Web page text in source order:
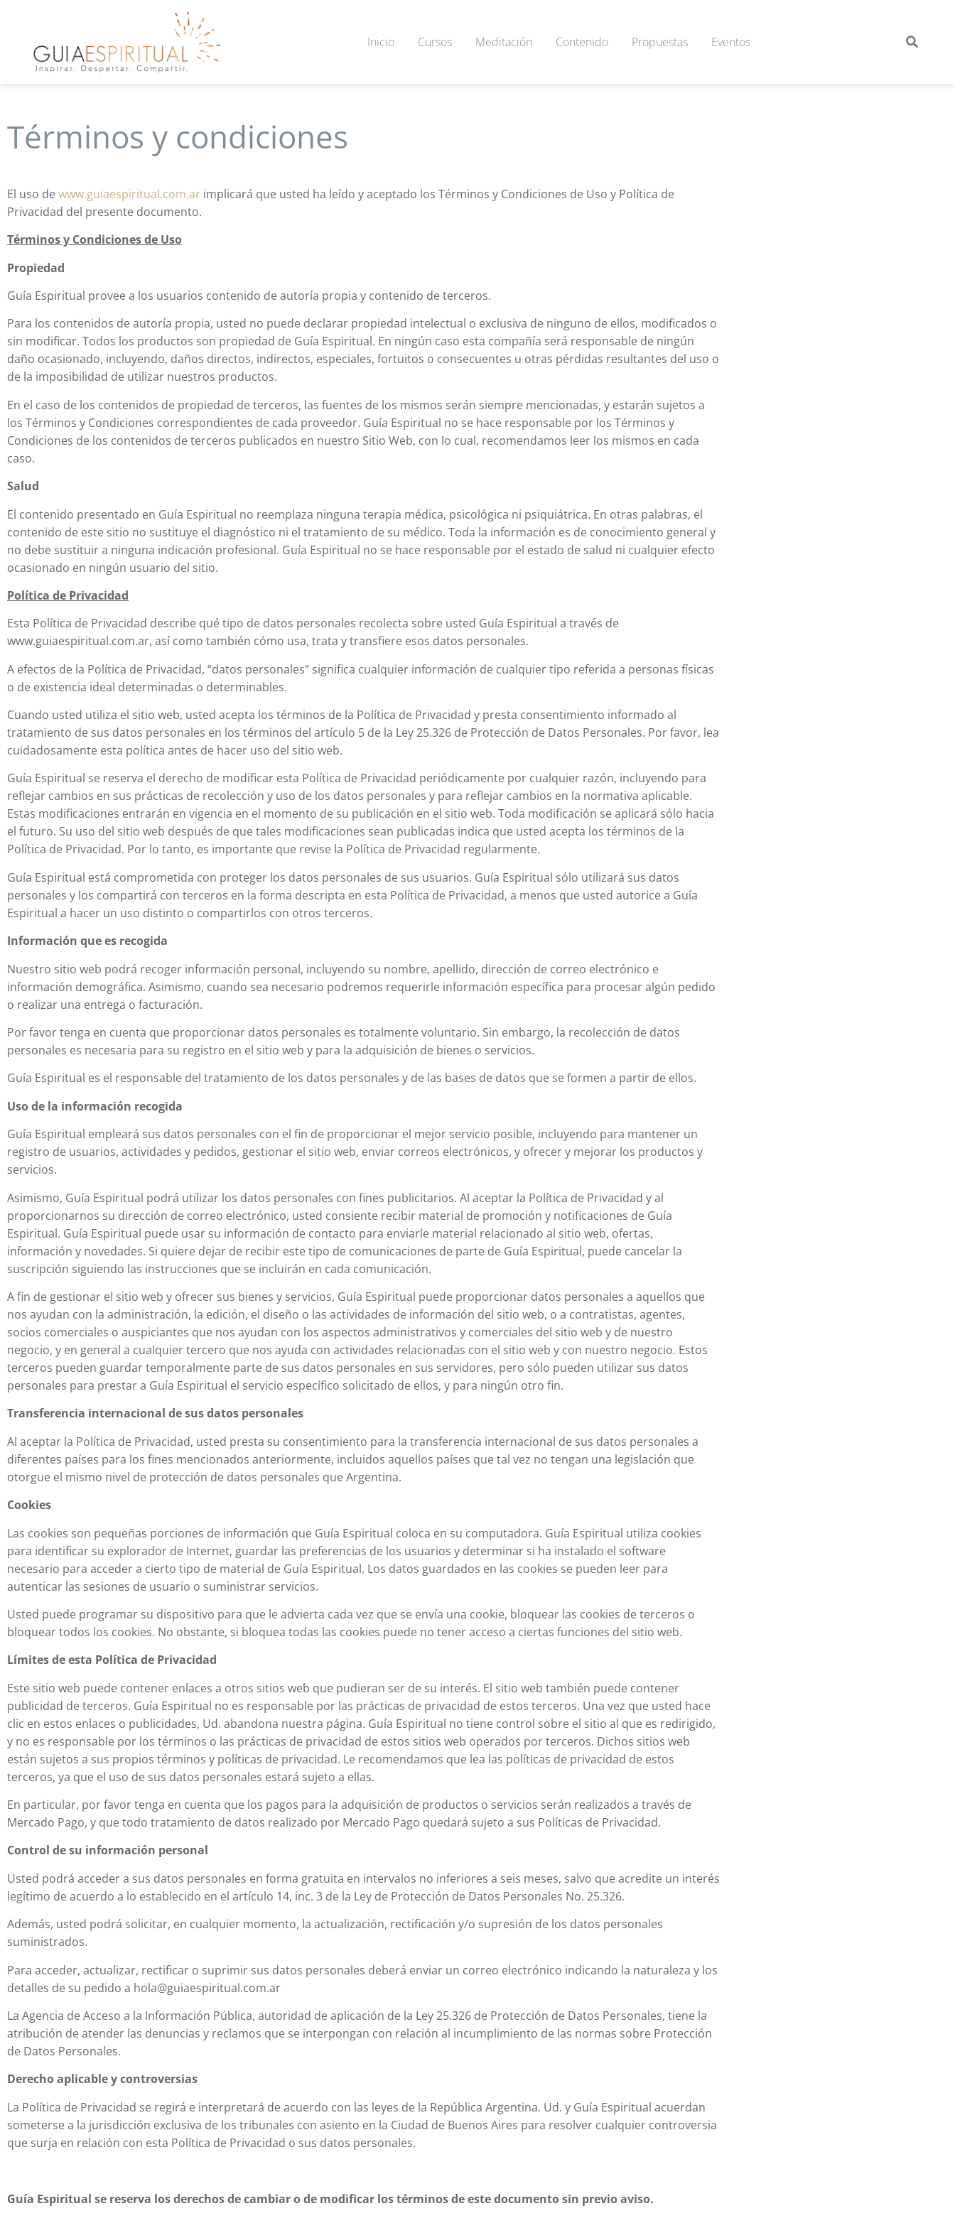
Inicio Cursos Meditación Contenido Propuestas Eventos
Términos y condiciones
El uso de www.guiaespiritual.com.ar implicará que usted ha leído y aceptado los Términos y Condiciones de Uso y Política de
Privacidad del presente documento.
Términos y Condiciones de Uso
Propiedad
Guía Espiritual provee a los usuarios contenido de autoría propia y contenido de terceros.
Para los contenidos de autoría propia, usted no puede declarar propiedad intelectual o exclusiva de ninguno de ellos, modificados o
sin modificar. Todos los productos son propiedad de Guía Espiritual. En ningún caso esta compañía será responsable de ningún
daño ocasionado, incluyendo, daños directos, indirectos, especiales, fortuitos o consecuentes u otras pérdidas resultantes del uso o
de la imposibilidad de utilizar nuestros productos.
En el caso de los contenidos de propiedad de terceros, las fuentes de los mismos serán siempre mencionadas, y estarán sujetos a
los Términos y Condiciones correspondientes de cada proveedor. Guía Espiritual no se hace responsable por los Términos y
Condiciones de los contenidos de terceros publicados en nuestro Sitio Web, con lo cual, recomendamos leer los mismos en cada
caso.
Salud
El contenido presentado en Guía Espiritual no reemplaza ninguna terapia médica, psicológica ni psiquiátrica. En otras palabras, el
contenido de este sitio no sustituye el diagnóstico ni el tratamiento de su médico. Toda la información es de conocimiento general y
no debe sustituir a ninguna indicación profesional. Guía Espiritual no se hace responsable por el estado de salud ni cualquier efecto
ocasionado en ningún usuario del sitio.
Política de Privacidad
Esta Política de Privacidad describe qué tipo de datos personales recolecta sobre usted Guía Espiritual a través de
www.guiaespiritual.com.ar, así como también cómo usa, trata y transfiere esos datos personales.
A efectos de la Política de Privacidad, “datos personales” significa cualquier información de cualquier tipo referida a personas físicas
o de existencia ideal determinadas o determinables.
Cuando usted utiliza el sitio web, usted acepta los términos de la Política de Privacidad y presta consentimiento informado al
tratamiento de sus datos personales en los términos del artículo 5 de la Ley 25.326 de Protección de Datos Personales. Por favor, lea
cuidadosamente esta política antes de hacer uso del sitio web.
Guía Espiritual se reserva el derecho de modificar esta Política de Privacidad periódicamente por cualquier razón, incluyendo para
reflejar cambios en sus prácticas de recolección y uso de los datos personales y para reflejar cambios en la normativa aplicable.
Estas modificaciones entrarán en vigencia en el momento de su publicación en el sitio web. Toda modificación se aplicará sólo hacia
el futuro. Su uso del sitio web después de que tales modificaciones sean publicadas indica que usted acepta los términos de la
Política de Privacidad. Por lo tanto, es importante que revise la Política de Privacidad regularmente.
Guía Espiritual está comprometida con proteger los datos personales de sus usuarios. Guía Espiritual sólo utilizará sus datos
personales y los compartirá con terceros en la forma descripta en esta Política de Privacidad, a menos que usted autorice a Guía
Espiritual a hacer un uso distinto o compartirlos con otros terceros.
Información que es recogida
Nuestro sitio web podrá recoger información personal, incluyendo su nombre, apellido, dirección de correo electrónico e
información demográfica. Asimismo, cuando sea necesario podremos requerirle información específica para procesar algún pedido
o realizar una entrega o facturación.
Por favor tenga en cuenta que proporcionar datos personales es totalmente voluntario. Sin embargo, la recolección de datos
personales es necesaria para su registro en el sitio web y para la adquisición de bienes o servicios.
Guía Espiritual es el responsable del tratamiento de los datos personales y de las bases de datos que se formen a partir de ellos.
Uso de la información recogida
Guía Espiritual empleará sus datos personales con el fin de proporcionar el mejor servicio posible, incluyendo para mantener un
registro de usuarios, actividades y pedidos, gestionar el sitio web, enviar correos electrónicos, y ofrecer y mejorar los productos y
servicios.
Asimismo, Guía Espiritual podrá utilizar los datos personales con fines publicitarios. Al aceptar la Política de Privacidad y al
proporcionarnos su dirección de correo electrónico, usted consiente recibir material de promoción y notificaciones de Guía
Espiritual. Guía Espiritual puede usar su información de contacto para enviarle material relacionado al sitio web, ofertas,
información y novedades. Si quiere dejar de recibir este tipo de comunicaciones de parte de Guía Espiritual, puede cancelar la
suscripción siguiendo las instrucciones que se incluirán en cada comunicación.
A fin de gestionar el sitio web y ofrecer sus bienes y servicios, Guía Espiritual puede proporcionar datos personales a aquellos que
nos ayudan con la administración, la edición, el diseño o las actividades de información del sitio web, o a contratistas, agentes,
socios comerciales o auspiciantes que nos ayudan con los aspectos administrativos y comerciales del sitio web y de nuestro
negocio, y en general a cualquier tercero que nos ayuda con actividades relacionadas con el sitio web y con nuestro negocio. Estos
terceros pueden guardar temporalmente parte de sus datos personales en sus servidores, pero sólo pueden utilizar sus datos
personales para prestar a Guía Espiritual el servicio específico solicitado de ellos, y para ningún otro fin.
Transferencia internacional de sus datos personales
Al aceptar la Política de Privacidad, usted presta su consentimiento para la transferencia internacional de sus datos personales a
diferentes países para los fines mencionados anteriormente, incluidos aquellos países que tal vez no tengan una legislación que
otorgue el mismo nivel de protección de datos personales que Argentina.
Cookies
Las cookies son pequeñas porciones de información que Guía Espiritual coloca en su computadora. Guía Espiritual utiliza cookies
para identificar su explorador de Internet, guardar las preferencias de los usuarios y determinar si ha instalado el software
necesario para acceder a cierto tipo de material de Guía Espiritual. Los datos guardados en las cookies se pueden leer para
autenticar las sesiones de usuario o suministrar servicios.
Usted puede programar su dispositivo para que le advierta cada vez que se envía una cookie, bloquear las cookies de terceros o
bloquear todos los cookies. No obstante, si bloquea todas las cookies puede no tener acceso a ciertas funciones del sitio web.
Límites de esta Política de Privacidad
Este sitio web puede contener enlaces a otros sitios web que pudieran ser de su interés. El sitio web también puede contener
publicidad de terceros. Guía Espiritual no es responsable por las prácticas de privacidad de estos terceros. Una vez que usted hace
clic en estos enlaces o publicidades, Ud. abandona nuestra página. Guía Espiritual no tiene control sobre el sitio al que es redirigido,
y no es responsable por los términos o las prácticas de privacidad de estos sitios web operados por terceros. Dichos sitios web
están sujetos a sus propios términos y políticas de privacidad. Le recomendamos que lea las políticas de privacidad de estos
terceros, ya que el uso de sus datos personales estará sujeto a ellas.
En particular, por favor tenga en cuenta que los pagos para la adquisición de productos o servicios serán realizados a través de
Mercado Pago, y que todo tratamiento de datos realizado por Mercado Pago quedará sujeto a sus Políticas de Privacidad.
Control de su información personal
Usted podrá acceder a sus datos personales en forma gratuita en intervalos no inferiores a seis meses, salvo que acredite un interés
legítimo de acuerdo a lo establecido en el artículo 14, inc. 3 de la Ley de Protección de Datos Personales No. 25.326.
Además, usted podrá solicitar, en cualquier momento, la actualización, rectificación y/o supresión de los datos personales
suministrados.
Para acceder, actualizar, rectificar o suprimir sus datos personales deberá enviar un correo electrónico indicando la naturaleza y los
detalles de su pedido a hola@guiaespiritual.com.ar
La Agencia de Acceso a la Información Pública, autoridad de aplicación de la Ley 25.326 de Protección de Datos Personales, tiene la
atribución de atender las denuncias y reclamos que se interpongan con relación al incumplimiento de las normas sobre Protección
de Datos Personales.
Derecho aplicable y controversias
La Política de Privacidad se regirá e interpretará de acuerdo con las leyes de la República Argentina. Ud. y Guía Espiritual acuerdan
someterse a la jurisdicción exclusiva de los tribunales con asiento en la Ciudad de Buenos Aires para resolver cualquier controversia
que surja en relación con esta Política de Privacidad o sus datos personales.
Guía Espiritual se reserva los derechos de cambiar o de modificar los términos de este documento sin previo aviso.